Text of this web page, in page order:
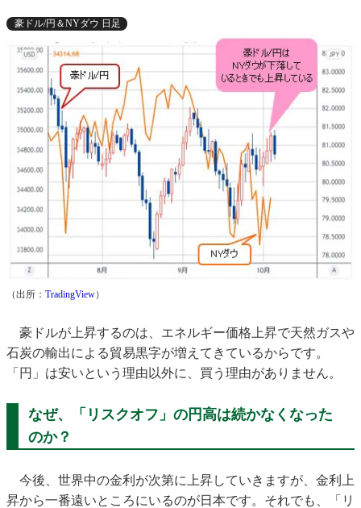
豪ドル/円＆NYダウ 日足
（出所： TradingView）
豪ドルが上昇するのは、エネルギー価格上昇で天然ガスや
石炭の輸出による貿易黒字が増えてきているからです。
「円」は安いという理由以外に、買う理由がありません。
なぜ、「リスクオフ」の円高は続かなくなった
のか？
今後、世界中の金利が次第に上昇していきますが、金利上
昇から一番遠いところにいるのが日本です。それでも、「リ